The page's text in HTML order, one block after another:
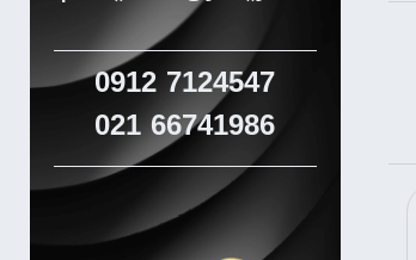
7124547
66741986
021